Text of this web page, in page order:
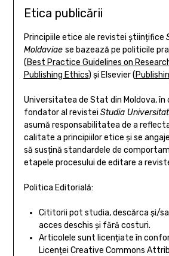
Etica publicării
Principiile etice ale revistei științifice
Moldaviae se bazează pe politicile
(Best Practice Guidelines on
Publishing Ethics) și Elsevier (
Universitatea de Stat din Moldova,
fondator al revistei Studia
asumă responsabilitatea de a
calitate a principiilor etice și se
să susțină standardele de
etapele procesului de editare a
Politica Editorială:
Cititorii pot studia, descărca și/
acces deschis și fără costuri.
Articolele sunt licențiate în
Licenței Creative Commons